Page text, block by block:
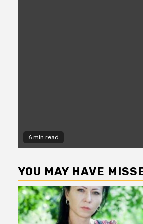
6 min read
YOU MAY HAVE